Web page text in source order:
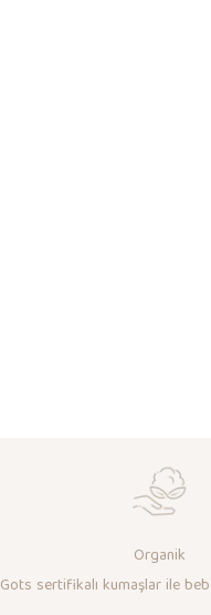
Organik
Gots sertifikalı kumaşlar ile